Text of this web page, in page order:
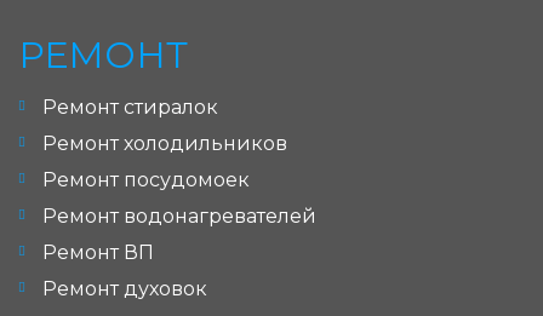
РЕМОНТ
Ремонт стиралок
Ремонт холодильников
Ремонт посудомоек
Ремонт водонагревателей
Ремонт ВП
Ремонт духовок